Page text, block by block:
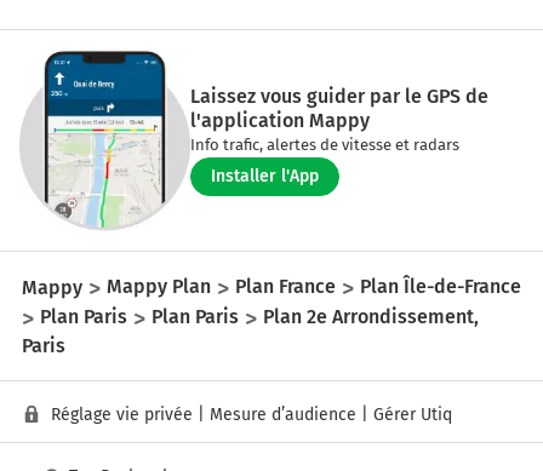
Laissez vous guider par le GPS de
l'application Mappy
Info trafic, alertes de vitesse et radars
Installer l'App
Mappy Mappy Plan Plan France
Plan Île-de-France
Plan Paris
Plan Paris
Plan 2e Arrondissement,
Paris
Réglage vie privée Mesure d’audience Gérer Utiq